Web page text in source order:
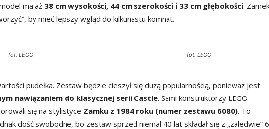
ma aż 38 cm wysokości, 44 cm szerokości i 33 cm głębokości. Zamek
by mieć lepszy wgląd do kilkunastu komnat.
fot. LEGO fot. LEGO
pudełka. Zestaw będzie cieszył się dużą popularnością, ponieważ jest
nawiązaniem do klasycznej serii Castle. Sami konstruktorzy LEGO
się na stylistyce Zamku z 1984 roku (numer zestawu 6080). To
dość swobodne, bo zestaw sprzed niemal 40 lat składał się z „zaledwie”